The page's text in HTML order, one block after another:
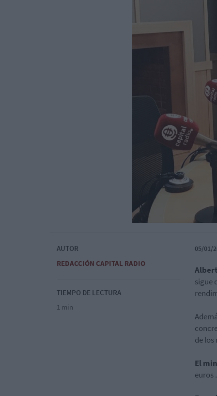
AUTOR
REDACCIÓN CAPITAL RADIO
TIEMPO DE LECTURA
1 min
05/01/
sigue
de
El
euros .